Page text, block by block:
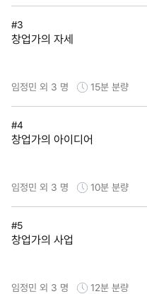
#3
창업가의 자세
임정민 외 3 명 15분 분량
#4
창업가의 아이디어
임정민 외 3 명 10분 분량
#5
창업가의 사업
임정민 외 3 명 12분 분량